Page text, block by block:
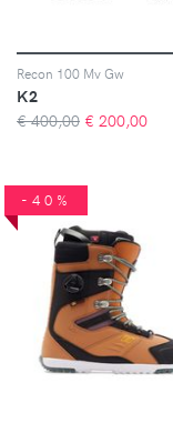
Recon 100 Mv Gw
K2
€ 400,00 € 200,00
-40%